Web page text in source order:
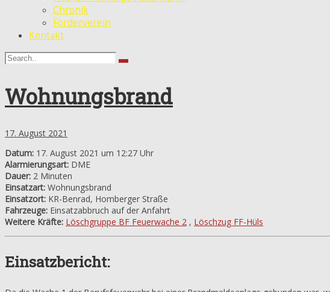
Chronik
Förderverein
Kontakt
Wohnungsbrand
17. August 2021
Datum: 17. August 2021 um 12:27 Uhr
Alarmierungsart: DME
Dauer: 2 Minuten
Einsatzart: Wohnungsbrand
Einsatzort: KR-Benrad, Homberger Straße
Fahrzeuge: Einsatzabbruch auf der Anfahrt
Weitere Kräfte: Löschgruppe BF Feuerwache 2 , Löschzug FF-Hüls
Einsatzbericht: